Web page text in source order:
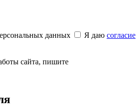
данных Я даю согласие
сайта, пишите